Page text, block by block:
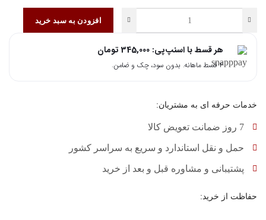
افزودن به سبد خرید
هر قسط با اسنپ‌پی: 345,000 تومان
۴ قسط ماهانه. بدون سود، چک و ضامن.
خدمات حرفه ای به مشتریان:
7 روز ضمانت تعویض کالا
حمل و نقل استاندارد و سریع به سراسر کشور
پشتیبانی و مشاوره قبل و بعد از خرید
حفاظت از خرید: